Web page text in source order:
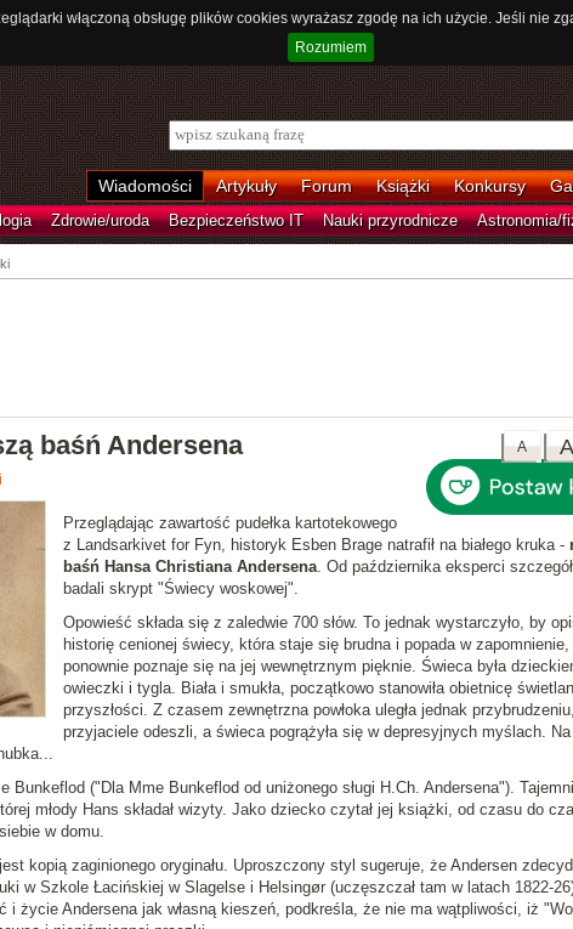
włączoną obsługę plików cookies wyrażasz zgodę na ich użycie. Jeśli nie
Rozumiem
Wiadomości Artykuły Forum Książki Konkursy
Zdrowie/uroda Bezpieczeństwo IT Nauki przyrodnicze Astronomia/
A
A
baśń Andersena
Przeglądając zawartość pudełka kartotekowego
z Landsarkivet for Fyn, historyk Esben Brage natrafił na białego kruka -
baśń Hansa Christiana Andersena. Od października eksperci
badali skrypt "Świecy woskowej".
Opowieść składa się z zaledwie 700 słów. To jednak wystarczyło, by
historię cenionej świecy, która staje się brudna i popada w
ponownie poznaje się na jej wewnętrznym pięknie. Świeca była
owieczki i tygla. Biała i smukła, początkowo stanowiła obietnicę
przyszłości. Z czasem zewnętrzna powłoka uległa jednak
przyjaciele odeszli, a świeca pogrążyła się w depresyjnych myślach.
Bunkeflod ("Dla Mme Bunkeflod od uniżonego sługi H.Ch. Andersena").
młody Hans składał wizyty. Jako dziecko czytał jej książki, od czasu do
w domu.
kopią zaginionego oryginału. Uproszczony styl sugeruje, że Andersen
w Szkole Łacińskiej w Slagelse i Helsingør (uczęszczał tam w latach 1822-
i życie Andersena jak własną kieszeń, podkreśla, że nie ma wątpliwości, iż